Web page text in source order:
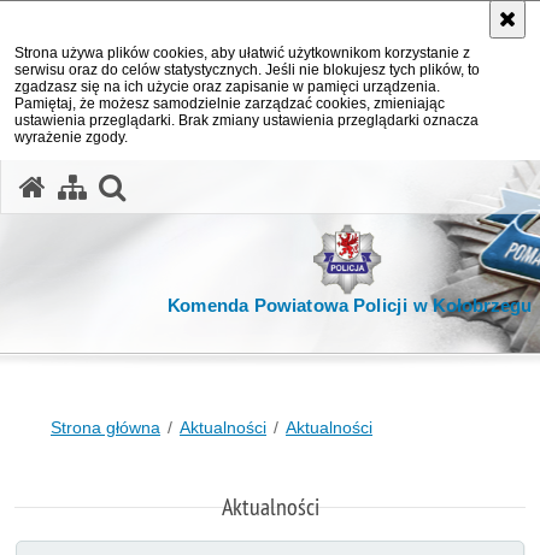
Strona używa plików cookies, aby ułatwić użytkownikom korzystanie z
serwisu oraz do celów statystycznych. Jeśli nie blokujesz tych plików, to
zgadzasz się na ich użycie oraz zapisanie w pamięci urządzenia.
Pamiętaj, że możesz samodzielnie zarządzać cookies, zmieniając
ustawienia przeglądarki. Brak zmiany ustawienia przeglądarki oznacza
wyrażenie zgody.
Komenda Powiatowa Policji w Kołobrzegu
Strona główna Aktualności Aktualności
Aktualności